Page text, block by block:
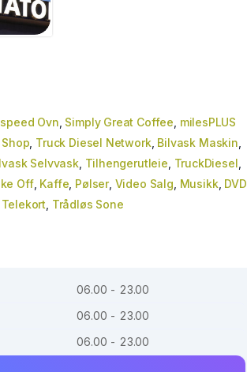
Ovn Simply Great Coffee milesPLUS
Shop Truck Diesel Network, Bilvask Maskin
Selvvask, Tilhengerutleie TruckDiesel
Off, Kaffe Pølser, Video Salg Musikk, DVD
Telekort Trådløs Sone
06.00 - 23.00
06.00 - 23.00
06.00 - 23.00